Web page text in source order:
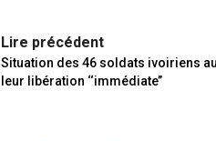
Lire précédent
Situation des 46 soldats ivoiriens au
leur libération ‘‘immédiate’’